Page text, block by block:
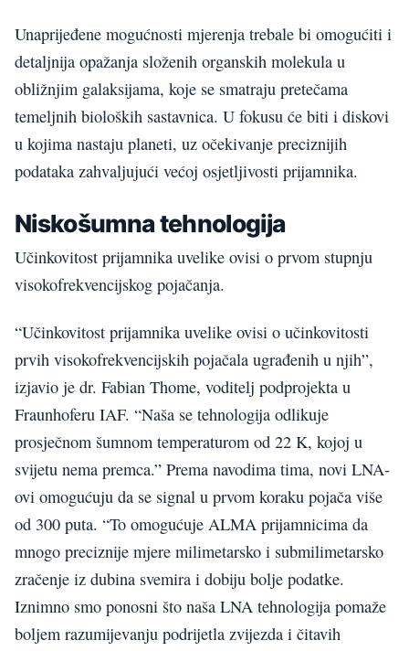
Unaprijeđene mogućnosti mjerenja trebale bi omogućiti i
detaljnija opažanja složenih organskih molekula u
obližnjim galaksijama, koje se smatraju pretečama
temeljnih bioloških sastavnica. U fokusu će biti i diskovi
u kojima nastaju planeti, uz očekivanje preciznijih
podataka zahvaljujući većoj osjetljivosti prijamnika.
Niskošumna tehnologija
Učinkovitost prijamnika uvelike ovisi o prvom stupnju
visokofrekvencijskog pojačanja.
“Učinkovitost prijamnika uvelike ovisi o učinkovitosti
prvih visokofrekvencijskih pojačala ugrađenih u njih”,
izjavio je dr. Fabian Thome, voditelj podprojekta u
Fraunhoferu IAF. “Naša se tehnologija odlikuje
prosječnom šumnom temperaturom od 22 K, kojoj u
svijetu nema premca.” Prema navodima tima, novi LNA-
ovi omogućuju da se signal u prvom koraku pojača više
od 300 puta. “To omogućuje ALMA prijamnicima da
mnogo preciznije mjere milimetarsko i submilimetarsko
zračenje iz dubina svemira i dobiju bolje podatke.
Iznimno smo ponosni što naša LNA tehnologija pomaže
boljem razumijevanju podrijetla zvijezda i čitavih